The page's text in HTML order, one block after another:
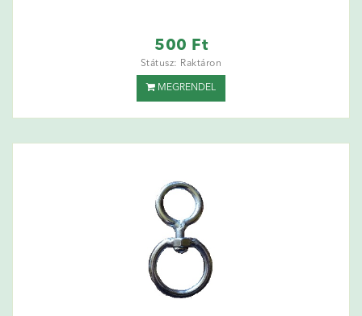
500 Ft
Státusz: Raktáron
MEGRENDEL